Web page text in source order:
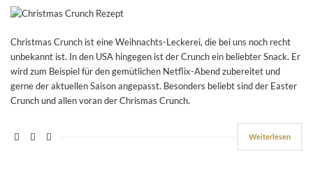
Christmas Crunch ist eine Weihnachts-Leckerei, die bei uns noch recht
unbekannt ist. In den USA hingegen ist der Crunch ein beliebter Snack. Er
wird zum Beispiel für den gemütlichen Netflix-Abend zubereitet und
gerne der aktuellen Saison angepasst. Besonders beliebt sind der Easter
Crunch und allen voran der Chrismas Crunch.
Weiterlesen